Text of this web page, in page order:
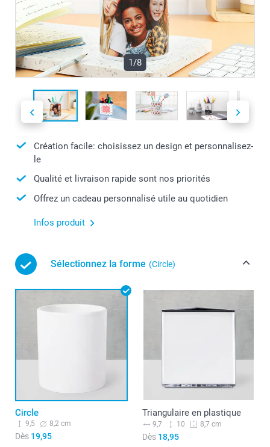
1/8
Création facile: choisissez un design et personnalisez-
le
Qualité et livraison rapide sont nos priorités
Offrez un cadeau personnalisé utile au quotidien
Infos produit
Sélectionnez la forme (Circle)
Circle
9,5 8,2 cm
Dès 19,95
Triangulaire en plastique
9,7 10 8,7 cm
Dès18,95